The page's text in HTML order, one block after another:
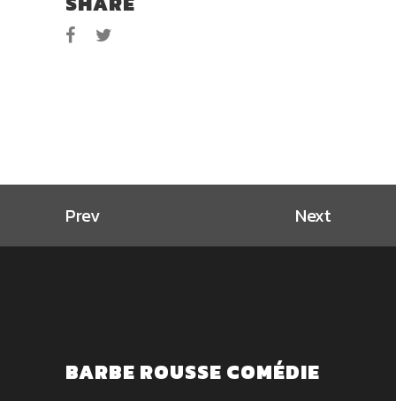
Prev Next
BARBE ROUSSE COMÉDIE